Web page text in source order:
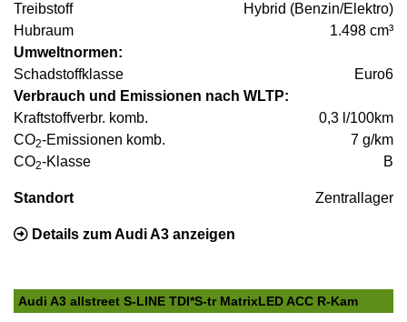
Treibstoff
Hybrid (Benzin/Elektro)
Hubraum
1.498 cm³
Umweltnormen:
Schadstoffklasse
Euro6
Verbrauch und Emissionen nach WLTP:
Kraftstoffverbr. komb.
0,3 l/100km
CO2-Emissionen komb.
7 g/km
CO2-Klasse B
Standort Zentrallager
Details zum Audi A3 anzeigen
Audi A3 allstreet S-LINE TDI*S-tr MatrixLED ACC R-Kam